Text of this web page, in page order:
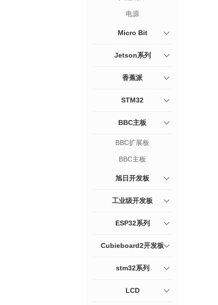
电源
Micro Bit
Jetson系列
香蕉派
STM32
BBC主板
BBC扩展板
BBC主板
旭日开发板
工业级开发板
ESP32系列
Cubieboard2开发板
stm32系列
LCD